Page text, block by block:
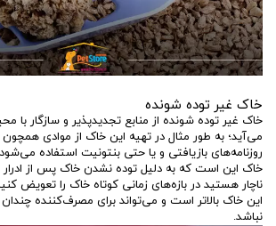
خاک غیر توده شونده
خاک غیر توده شونده از منابع تجدیدپذیر و سازگار با
می‌آید؛ به طور مثال در تهیه این خاک از موادی همچون
روزنامه‌های بازیافتی و یا حتی بنتونیت استفاده
خاک این است که به دلیل توده نشدن خاک پس از ادرار
ناچار هستید در بازه‌های زمانی کوتاه خاک را تعویض
این خاک بالاتر است و می‌تواند برای مصرف‌کننده
نباشد.